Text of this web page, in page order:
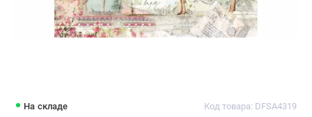
На складе Код товара: DFSA4319